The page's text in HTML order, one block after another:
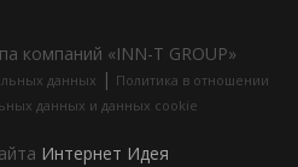
компаний «INN-T GROUP»
данных | Политика в отношении
данных и данных cookie
Интернет Идея